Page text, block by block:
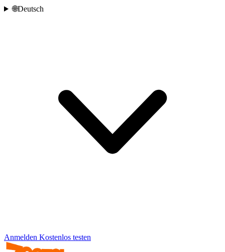
🌐Deutsch
Anmelden Kostenlos testen